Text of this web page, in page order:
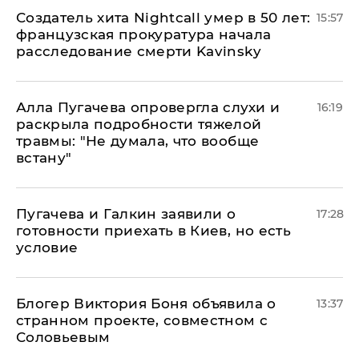
Создатель хита Nightcall умер в 50 лет:
французская прокуратура начала
расследование смерти Kavinsky
15:57
Алла Пугачева опровергла слухи и
раскрыла подробности тяжелой
травмы: "Не думала, что вообще
встану"
16:19
Пугачева и Галкин заявили о
готовности приехать в Киев, но есть
условие
17:28
Блогер Виктория Боня объявила о
странном проекте, совместном с
Соловьевым
13:37